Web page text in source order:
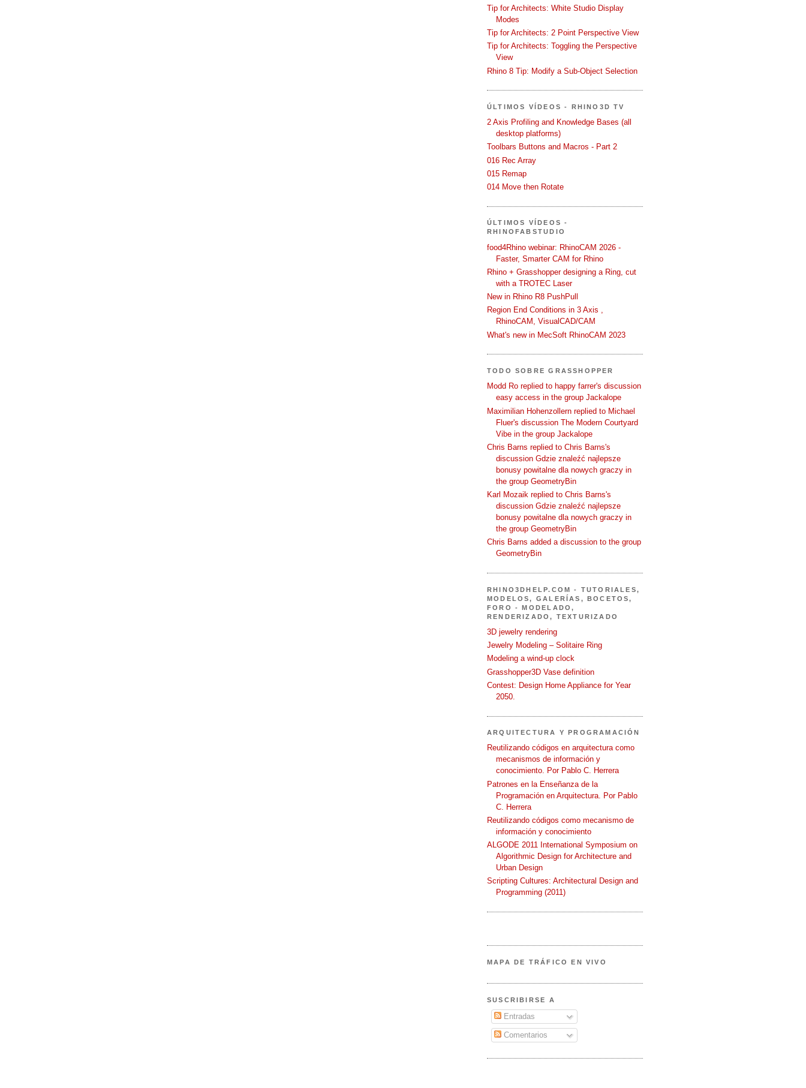
Tip for Architects: White Studio Display
Modes
Tip for Architects: 2 Point Perspective View
Tip for Architects: Toggling the Perspective
View
Rhino 8 Tip: Modify a Sub-Object Selection
ÚLTIMOS VÍDEOS - RHINO3D TV
2 Axis Profiling and Knowledge Bases (all
desktop platforms)
Toolbars Buttons and Macros - Part 2
016 Rec Array
015 Remap
014 Move then Rotate
ÚLTIMOS VÍDEOS -
RHINOFABSTUDIO
food4Rhino webinar: RhinoCAM 2026 -
Faster, Smarter CAM for Rhino
Rhino + Grasshopper designing a Ring, cut
with a TROTEC Laser
New in Rhino R8 PushPull
Region End Conditions in 3 Axis ,
RhinoCAM, VisualCAD/CAM
What's new in MecSoft RhinoCAM 2023
TODO SOBRE GRASSHOPPER
Modd Ro replied to happy farrer's discussion
easy access in the group Jackalope
Maximilian Hohenzollern replied to Michael
Fluer's discussion The Modern Courtyard
Vibe in the group Jackalope
Chris Barns replied to Chris Barns's
discussion Gdzie znaleźć najlepsze
bonusy powitalne dla nowych graczy in
the group GeometryBin
Karl Mozaik replied to Chris Barns's
discussion Gdzie znaleźć najlepsze
bonusy powitalne dla nowych graczy in
the group GeometryBin
Chris Barns added a discussion to the group
GeometryBin
RHINO3DHELP.COM - TUTORIALES,
MODELOS, GALERÍAS, BOCETOS,
FORO - MODELADO,
RENDERIZADO, TEXTURIZADO
3D jewelry rendering
Jewelry Modeling – Solitaire Ring
Modeling a wind-up clock
Grasshopper3D Vase definition
Contest: Design Home Appliance for Year
2050.
ARQUITECTURA Y PROGRAMACIÓN
Reutilizando códigos en arquitectura como
mecanismos de información y
conocimiento. Por Pablo C. Herrera
Patrones en la Enseñanza de la
Programación en Arquitectura. Por Pablo
C. Herrera
Reutilizando códigos como mecanismo de
información y conocimiento
ALGODE 2011 International Symposium on
Algorithmic Design for Architecture and
Urban Design
Scripting Cultures: Architectural Design and
Programming (2011)
MAPA DE TRÁFICO EN VIVO
SUSCRIBIRSE A
Entradas
Comentarios